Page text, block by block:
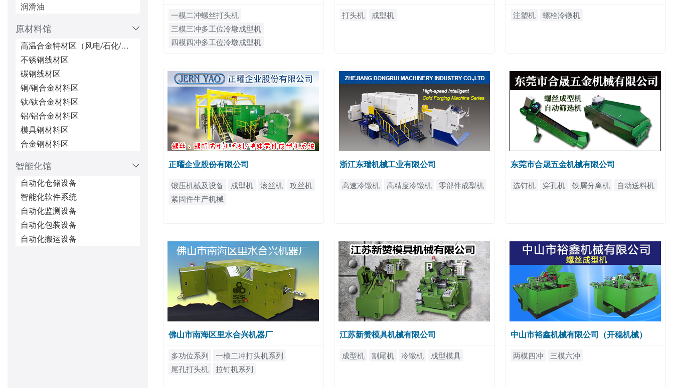
润滑油
原材料馆
高温合金特材区（风电/石化/核电）
不锈钢线材区
碳钢线材区
铜/铜合金材料区
钛/钛合金材料区
铝/铝合金材料区
模具钢材料区
合金钢材料区
智能化馆
自动化仓储设备
智能化软件系统
自动化监测设备
自动化包装设备
自动化搬运设备
一模二冲螺丝打头机
三模三冲多工位冷墩成型机
四模四冲多工位冷墩成型机
打头机 成型机 注塑机 螺栓冷镦机
正曜企业股份有限公司
锻压机械及设备 成型机 滚丝机
攻丝机
紧固件生产机械
浙江东瑞机械工业有限公司
高速冷镦机 高精度冷镦机 零部件成型机
东莞市合晟五金机械有限公司
选钉机 穿孔机 铁屑分离机 自动送料机
佛山市南海区里水合兴机器厂
多功位系列
一模二冲打头机系列
尾孔打头机
拉钉机系列
江苏新赞模具机械有限公司
成型机 割尾机 冷镦机 成型模具
中山市裕鑫机械有限公司（开稳机械）
两模四冲 三模六冲